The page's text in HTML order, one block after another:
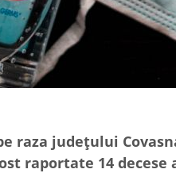
raza județului
raportate 14